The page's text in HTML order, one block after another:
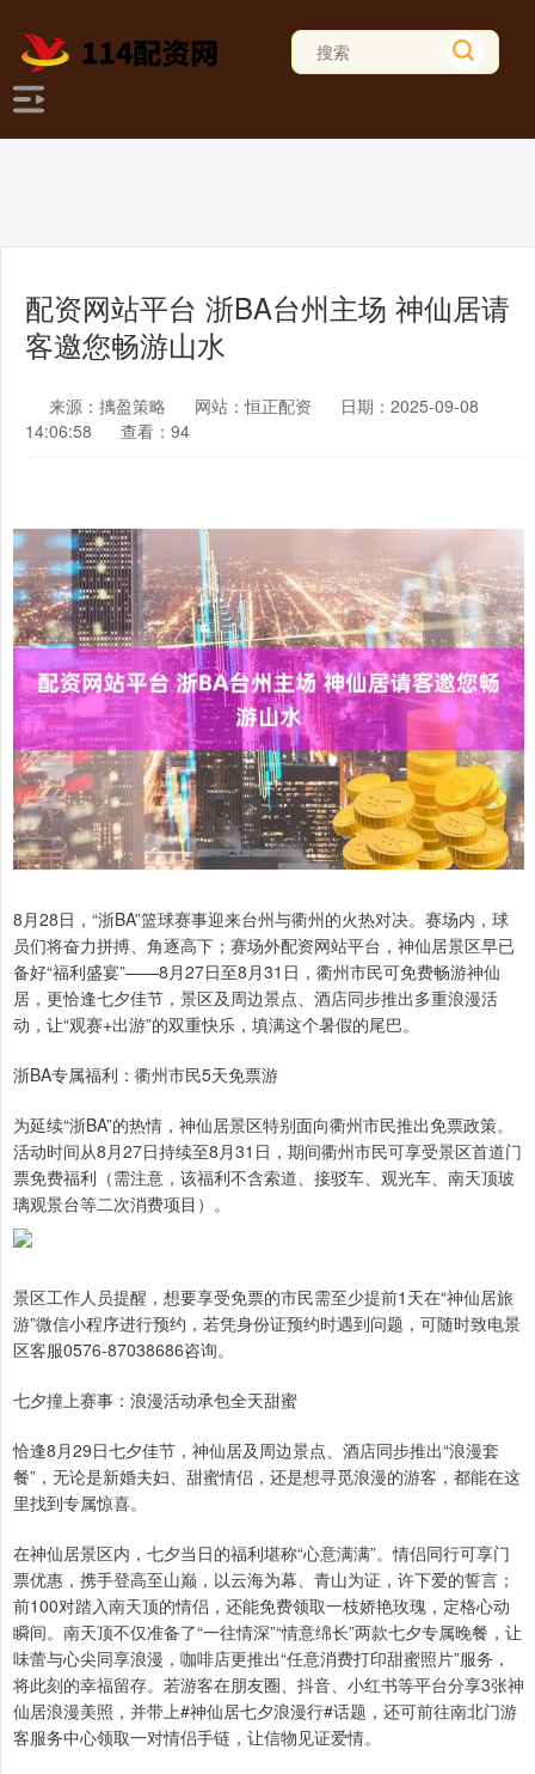
配资网站平台 浙BA台州主场 神仙居请
客邀您畅游山水
来源：摛盈策略 网站：恒正配资
日期：2025-09-08
14:06:58
查看：94
8月28日，“浙BA”篮球赛事迎来台州与衢州的火热对决。赛场内，球
员们将奋力拼搏、角逐高下；赛场外配资网站平台，神仙居景区早已
备好“福利盛宴”——8月27日至8月31日，衢州市民可免费畅游神仙
居，更恰逢七夕佳节，景区及周边景点、酒店同步推出多重浪漫活
动，让“观赛+出游”的双重快乐，填满这个暑假的尾巴。
浙BA专属福利：衢州市民5天免票游
为延续“浙BA”的热情，神仙居景区特别面向衢州市民推出免票政策。
活动时间从8月27日持续至8月31日，期间衢州市民可享受景区首道门
票免费福利（需注意，该福利不含索道、接驳车、观光车、南天顶玻
璃观景台等二次消费项目）。
景区工作人员提醒，想要享受免票的市民需至少提前1天在“神仙居旅
游”微信小程序进行预约，若凭身份证预约时遇到问题，可随时致电景
区客服0576-87038686咨询。
七夕撞上赛事：浪漫活动承包全天甜蜜
恰逢8月29日七夕佳节，神仙居及周边景点、酒店同步推出“浪漫套
餐”，无论是新婚夫妇、甜蜜情侣，还是想寻觅浪漫的游客，都能在这
里找到专属惊喜。
在神仙居景区内，七夕当日的福利堪称“心意满满”。情侣同行可享门
票优惠，携手登高至山巅，以云海为幕、青山为证，许下爱的誓言；
前100对踏入南天顶的情侣，还能免费领取一枝娇艳玫瑰，定格心动
瞬间。南天顶不仅准备了“一往情深”“情意绵长”两款七夕专属晚餐，让
味蕾与心尖同享浪漫，咖啡店更推出“任意消费打印甜蜜照片”服务，
将此刻的幸福留存。若游客在朋友圈、抖音、小红书等平台分享3张神
仙居浪漫美照，并带上#神仙居七夕浪漫行#话题，还可前往南北门游
客服务中心领取一对情侣手链，让信物见证爱情。